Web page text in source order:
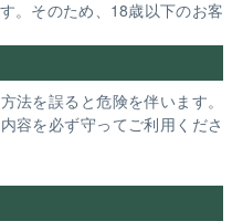
。そのため、18歳以下のお客
法を誤ると危険を伴います。
容を必ず守ってご利用くださ